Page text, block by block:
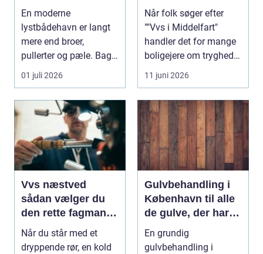
bådejere
En moderne
lystbådehavn er langt
mere end broer,
pullerter og pæle. Bag
kulissen ligger et net af
01 juli 2026
Når folk søger efter
""Vvs i Middelfart"
handler det for mange
boligejere om tryghed i
...
11 juni 2026
Vvs næstved
sådan vælger du
den rette fagmand
til vand, varme og
energi
Når du står med et
dryppende rør, en kold
Gulvbehandling i
København til alle
de gulve, der har
brug for
førstehjælp
En grundig
gulvbehandling i